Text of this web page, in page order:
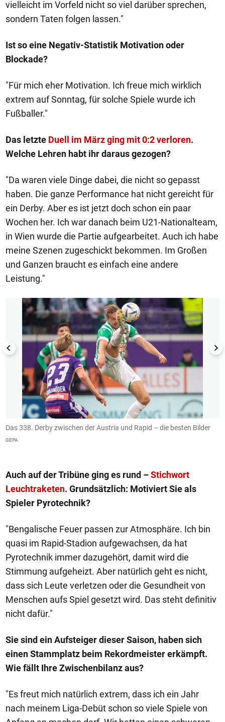
vielleicht im Vorfeld nicht so viel darüber sprechen,
sondern Taten folgen lassen."
Ist so eine Negativ-Statistik Motivation oder
Blockade?
"Für mich eher Motivation. Ich freue mich wirklich
extrem auf Sonntag, für solche Spiele wurde ich
Fußballer."
Das letzte Duell im März ging mit 0:2 verloren.
Welche Lehren habt ihr daraus gezogen?
"Da waren viele Dinge dabei, die nicht so gepasst
haben. Die ganze Performance hat nicht gereicht für
ein Derby. Aber es ist jetzt doch schon ein paar
Wochen her. Ich war danach beim U21-Nationalteam,
in Wien wurde die Partie aufgearbeitet. Auch ich habe
meine Szenen zugeschickt bekommen. Im Großen
und Ganzen braucht es einfach eine andere
Leistung."
1/9
Das 338. Derby zwischen der Austria und Rapid – die besten Bilder
GEPA
Auch auf der Tribüne ging es rund –Stichwort
Leuchtraketen. Grundsätzlich: Motiviert Sie als
Spieler Pyrotechnik?
"Bengalische Feuer passen zur Atmosphäre. Ich bin
quasi im Rapid-Stadion aufgewachsen, da hat
Pyrotechnik immer dazugehört, damit wird die
Stimmung aufgeheizt. Aber natürlich geht es nicht,
dass sich Leute verletzen oder die Gesundheit von
Menschen aufs Spiel gesetzt wird. Das steht definitiv
nicht dafür."
Sie sind ein Aufsteiger dieser Saison, haben sich
einen Stammplatz beim Rekordmeister erkämpft.
Wie fällt Ihre Zwischenbilanz aus?
"Es freut mich natürlich extrem, dass ich ein Jahr
nach meinem Liga-Debüt schon so viele Spiele von